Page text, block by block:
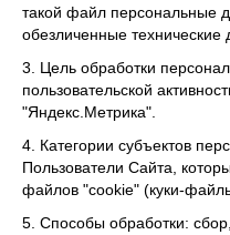
такой файл персональные
обезличенные технические
3. Цель обработки
пользовательской
"Яндекс.Метрика".
4. Категории субъектов
Пользователи Сайта,
файлов "cookie" (куки-
5. Способы обработки: